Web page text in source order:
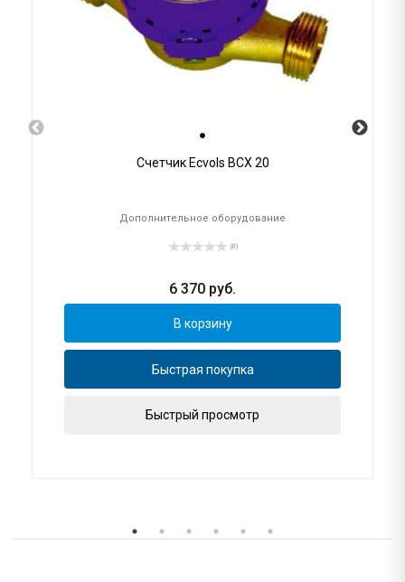
Счетчик Ecvols ВСХ 20
Дополнительное оборудование
(0)
6 370 руб.
В корзину
Быстрая покупка
Быстрый просмотр